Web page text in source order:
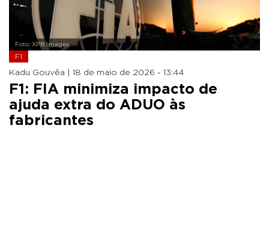
Foto: XPB Images
F1
Kadu Gouvêa | 18 de maio de 2026 - 13:44
F1: FIA minimiza impacto de
ajuda extra do ADUO às
fabricantes